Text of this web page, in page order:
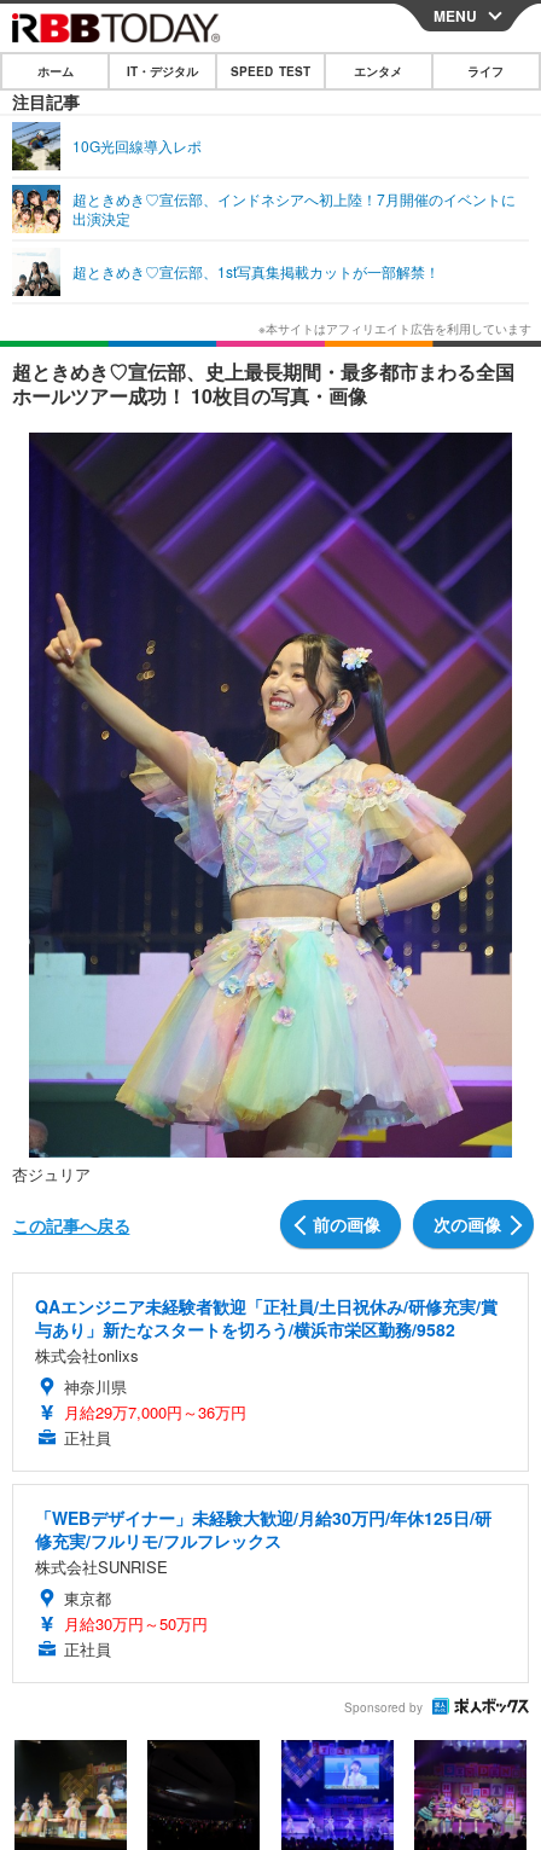
CLOSE
ホーム
IT・デジタル
ネタ
ショッピング その他
SPEED TEST
エンタメ
エンタメTOP 映画・ドラマ
韓国・芸能
音楽 スポーツ
ショッピング その他
ライフ
ライフTOP グルメ
ペット ショッピング
その他
リリース一覧
プッシュ通知の停止方法
MENU
ホーム IT・デジタル SPEED TEST エンタメ ライフ
注目記事
10G光回線導入レポ
超ときめき♡宣伝部、インドネシアへ初上陸！7月開催のイベントに
出演決定
超ときめき♡宣伝部、1st写真集掲載カットが一部解禁！
超ときめき♡宣伝部、史上最長期間・最多都市まわる全国
ホールツアー成功！ 10枚目の写真・画像
杏ジュリア
前の画像 次の画像
この記事へ戻る
QAエンジニア未経験者歓迎「正社員/土日祝休み/研修充実/賞
与あり」新たなスタートを切ろう/横浜市栄区勤務/9582
株式会社onlixs
神奈川県
月給29万7,000円～36万円
正社員
「WEBデザイナー」未経験大歓迎/月給30万円/年休125日/研
修充実/フルリモ/フルフレックス
株式会社SUNRISE
東京都
月給30万円～50万円
正社員
Sponsored by